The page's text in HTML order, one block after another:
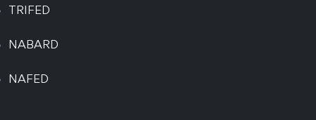
TRIFED
NABARD
NAFED